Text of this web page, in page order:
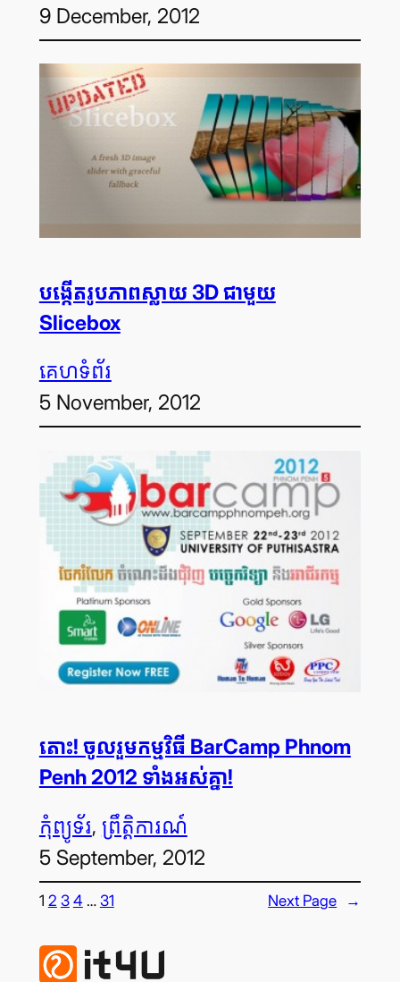
9 December, 2012
បង្កើត​រូបភាព​ស្លាយ 3D ជាមួយ
Slicebox
គេហទំព័រ
5 November, 2012
តោះ! ចូលរួម​កម្មវិធី BarCamp Phnom
Penh 2012 ទាំង​អស់​គ្នា!
កុំព្យូទ័រ, ព្រឹត្តិការណ៍
5 September, 2012
1 2 34 …31 Next Page →